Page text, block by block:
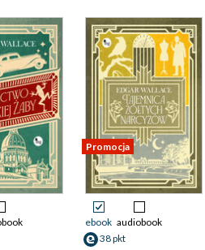
Promocja
ebook audiobook
38 pkt